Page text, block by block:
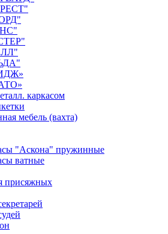
каркасом
мебель (вахта)
"Аскона" пружинные
ватные
присяжных